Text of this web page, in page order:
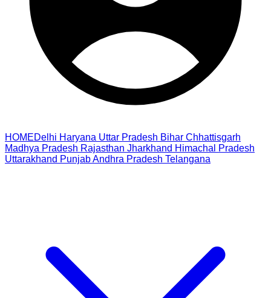
HOMEDelhi Haryana Uttar Pradesh Bihar Chhattisgarh
Madhya Pradesh Rajasthan Jharkhand Himachal Pradesh
Uttarakhand PunjabAndhra Pradesh Telangana